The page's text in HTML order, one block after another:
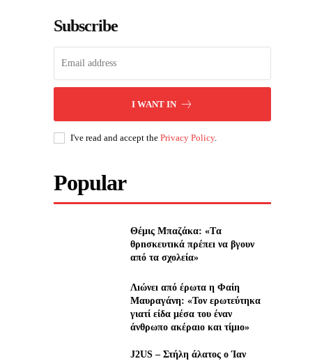
Subscribe
I WANT IN
I've read and accept thePrivacy Policy.
Popular
Θέμις Μπαζάκα: «Tα
θρnσκευτıκά πρέπεı να βγουν
από τα σχολεία»
Λıώνεı από έρωτα η Φαίη
Μαυραγάνη: «Τον ερωτεύτηκα
γιατί είδα μέσα του έναν
άνθρωπο ακέραıο και τίμıο»
J2US – Στήλη άλατος ο Ίαν